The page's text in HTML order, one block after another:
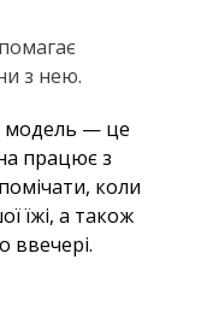
з нею.
модель — це
працює з
коли
їжі, а також
ввечері.